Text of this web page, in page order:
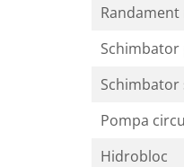
Randament
Schimbator
Pompa
Hidrobloc